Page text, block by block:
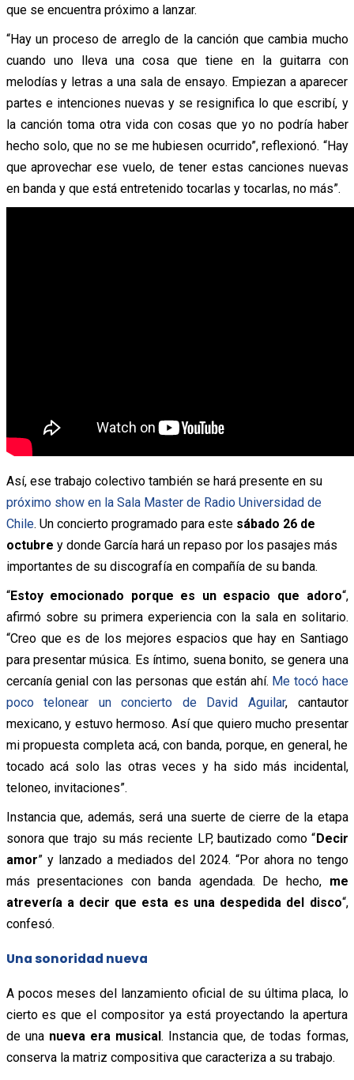
que se encuentra próximo a lanzar.
“Hay un proceso de arreglo de la canción que cambia mucho
cuando uno lleva una cosa que tiene en la guitarra con
melodías y letras a una sala de ensayo. Empiezan a aparecer
partes e intenciones nuevas y se resignifica lo que escribí, y
la canción toma otra vida con cosas que yo no podría haber
hecho solo, que no se me hubiesen ocurrido”, reflexionó. “Hay
que aprovechar ese vuelo, de tener estas canciones nuevas
en banda y que está entretenido tocarlas y tocarlas, no más”.
Así, ese trabajo colectivo también se hará presente en su
próximo show en la Sala Master de Radio Universidad de
Chile. Un concierto programado para este sábado 26 de
octubre y donde García hará un repaso por los pasajes más
importantes de su discografía en compañía de su banda.
“Estoy emocionado porque es un espacio que adoro“,
afirmó sobre su primera experiencia con la sala en solitario.
“Creo que es de los mejores espacios que hay en Santiago
para presentar música. Es íntimo, suena bonito, se genera una
cercanía genial con las personas que están ahí. Me tocó hace
poco telonear un concierto de David Aguilar, cantautor
mexicano, y estuvo hermoso. Así que quiero mucho presentar
mi propuesta completa acá, con banda, porque, en general, he
tocado acá solo las otras veces y ha sido más incidental,
teloneo, invitaciones”.
Instancia que, además, será una suerte de cierre de la etapa
sonora que trajo su más reciente LP, bautizado como “Decir
amor” y lanzado a mediados del 2024. “Por ahora no tengo
más presentaciones con banda agendada. De hecho, me
atrevería a decir que esta es una despedida del disco“,
confesó.
Una sonoridad nueva
A pocos meses del lanzamiento oficial de su última placa, lo
cierto es que el compositor ya está proyectando la apertura
de una nueva era musical. Instancia que, de todas formas,
conserva la matriz compositiva que caracteriza a su trabajo.